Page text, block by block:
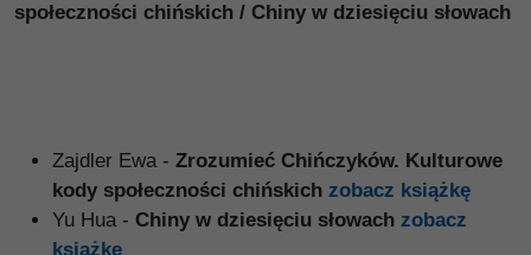
społeczności chińskich / Chiny w dziesięciu słowach
Zajdler Ewa - Zrozumieć Chińczyków. Kulturowe
kody społeczności chińskich zobacz książkę
Yu Hua - Chiny w dziesięciu słowach zobacz
książkę